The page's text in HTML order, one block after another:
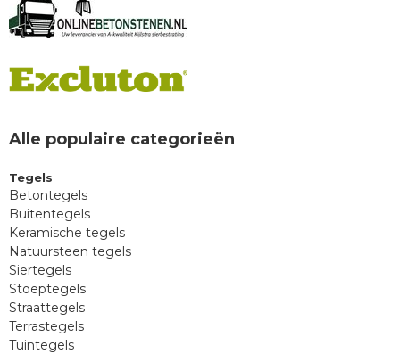
Alle populaire categorieën
Tegels
Betontegels
Buitentegels
Keramische tegels
Natuursteen tegels
Siertegels
Stoeptegels
Straattegels
Terrastegels
Tuintegels